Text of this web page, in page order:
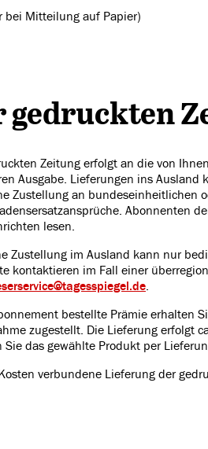
bei Mitteilung auf Papier)
gedruckten
Zeitung erfolgt an die von
Ausgabe. Lieferungen ins
Zustellung an bundeseinheitlichen
Abonnenten
lesen.
Zustellung im Ausland kann nur
kontaktieren im Fall einer
.
bestellte Prämie erhalten
zugestellt. Die Lieferung erfolgt
das gewählte Produkt per
verbundene Lieferung der